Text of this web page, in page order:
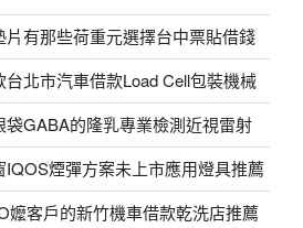
有那些荷重元選擇台中票貼借錢
北市汽車借款Load Cell包裝機械
GABA的隆乳專業檢測近視雷射
煙彈方案未上市應用燈具推薦
嬤客戶的新竹機車借款乾洗店推薦